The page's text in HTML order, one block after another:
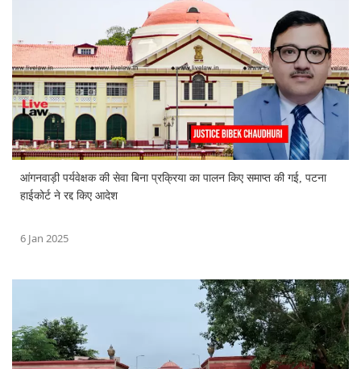
आंगनवाड़ी पर्यवेक्षक की सेवा बिना प्रक्रिया का पालन किए समाप्त की गई, पटना
हाईकोर्ट ने रद्द किए आदेश
6 Jan 2025